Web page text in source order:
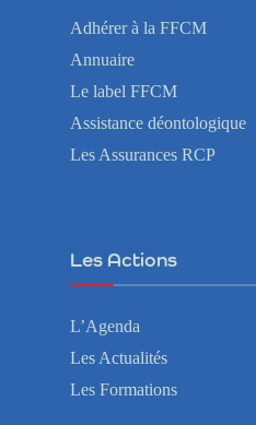
Adhérer à la FFCM
Annuaire
Le label FFCM
Assistance déontologique
Les Assurances RCP
Les Actions
L’Agenda
Les Actualités
Les Formations